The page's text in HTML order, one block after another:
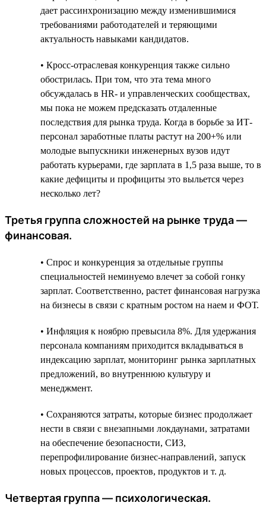
дает рассинхронизацию между изменившимися
требованиями работодателей и теряющими
актуальность навыками кандидатов.
• Кросс-отраслевая конкуренция также сильно
обострилась. При том, что эта тема много
обсуждалась в HR- и управленческих сообществах,
мы пока не можем предсказать отдаленные
последствия для рынка труда. Когда в борьбе за ИТ-
персонал заработные платы растут на 200+% или
молодые выпускники инженерных вузов идут
работать курьерами, где зарплата в 1,5 раза выше, то в
какие дефициты и профициты это выльется через
несколько лет?
Третья группа сложностей на рынке труда —
финансовая.
• Спрос и конкуренция за отдельные группы
специальностей неминуемо влечет за собой гонку
зарплат. Соответственно, растет финансовая нагрузка
на бизнесы в связи с кратным ростом на наем и ФОТ.
• Инфляция к ноябрю превысила 8%. Для удержания
персонала компаниям приходится вкладываться в
индексацию зарплат, мониторинг рынка зарплатных
предложений, во внутреннюю культуру и
менеджмент.
• Сохраняются затраты, которые бизнес продолжает
нести в связи c внезапными локдаунами, затратами
на обеспечение безопасности, СИЗ,
перепрофилирование бизнес-направлений, запуск
новых процессов, проектов, продуктов и т. д.
Четвертая группа — психологическая.